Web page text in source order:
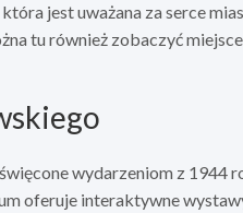
jest uważana za serce
tu również zobaczyć
wydarzeniom z 1944
oferuje interaktywne